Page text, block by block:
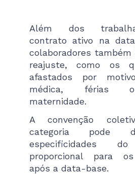
Além dos
contrato ativo na
colaboradores
reajuste, como os
afastados por
médica, férias
maternidade.
A convenção
categoria pode
especificidades do
proporcional para
após a data-base.